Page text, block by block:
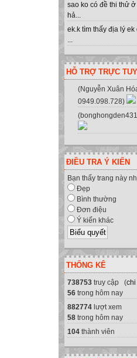
sao ko có đề thi thử ở
hả...
ek.k tìm thấy địa lý ek
...
HỖ TRỢ TRỰC
(Nguyễn Xuân
0949.098.728)
ĐIỀU TRA Ý KIẾN
Bạn thấy trang này
Đẹp
Bình thường
Đơn điệu
Ý kiến khác
THỐNG KÊ
738753 truy cập (chi
56 trong hôm nay
882774 lượt xem
58 trong hôm nay
104 thành viên